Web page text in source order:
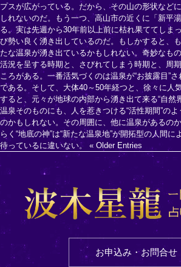
プスが広がっている。だから、その山の形状など
しれないのだ。もう一つ、高山市の近くに「新平
る。実は先週から30年前以上前に枯れ果ててしま
び勢い良く湧き出しているのだ。もしかすると、
たな温泉が湧き出ているかもしれない。奇妙なも
活況を呈する時期と、さびれてしまう時期と、周
ころがある。一番活気づくのは温泉が“お披露目”
である。そして、大体40～50年経つと、徐々に人
すると、元々が地球の内部から湧き出て来る“自然
温泉そのものにも、人を惹きつける“活性期間”の
のかもしれない。その周囲に、他に温泉があるの
らく“地底の神”は“新たな温泉地”が開拓型の人間
待っているに違いない。 « Older Entries
お申込み・お問合せ